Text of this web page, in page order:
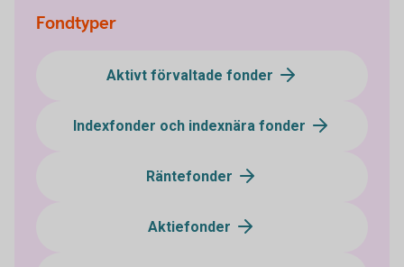
Fondtyper
Aktivt förvaltade fonder
Indexfonder och indexnära fonder
Räntefonder
Aktiefonder